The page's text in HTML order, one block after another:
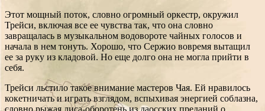
Этот мощный поток, словно огромный оркестр, окружил
Трейси, включая все ее чувства так, что она словно
завращалась в музыкальном водовороте чайных голосов и
начала в нем тонуть. Хорошо, что Сержио вовремя вытащил
ее за руку из кладовой. Но еще долго она не могла прийти в
себя.
Трейси льстило такое внимание мастеров Чая. Ей нравилось
кокетничать и играть взглядом, вспыхивая энергией соблазна,
словно рыжая лиса-оборотень из даосских преданий о